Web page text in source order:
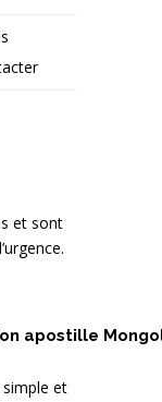
et sont
apostille
simple et